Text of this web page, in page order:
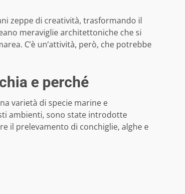
zeppe di creatività, trasformando il
meraviglie architettoniche che si
C’è un’attività, però, che potrebbe
e perché
varietà di specie marine e
ambienti, sono state introdotte
il prelevamento di conchiglie, alghe e